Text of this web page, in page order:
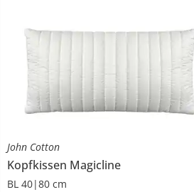
John Cotton
Kopfkissen Magicline
BL 40|80 cm